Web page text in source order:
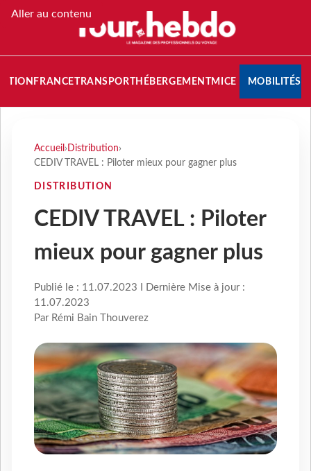
Aller au contenu
FRANCETRANSPORT HÉBERGEMENTMICE MOBILITÉS
Accueil › Distribution›
CEDIV TRAVEL : Piloter mieux pour gagner plus
DISTRIBUTION
CEDIV TRAVEL : Piloter
mieux pour gagner plus
Publié le : 11.07.2023 I Dernière Mise à jour :
11.07.2023
Par Rémi Bain Thouverez